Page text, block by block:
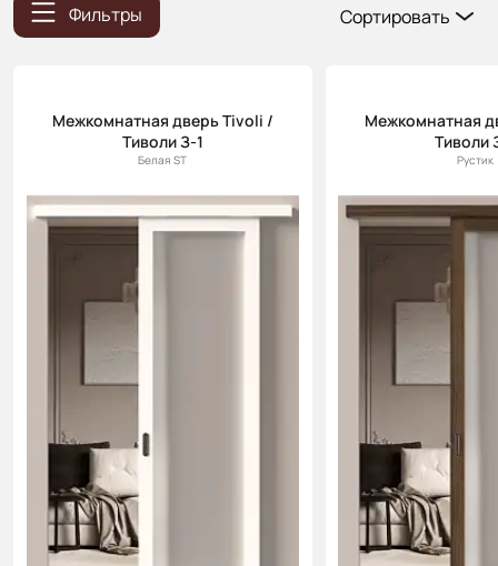
Фильтры
Сортировать
Цена (убыв.)
Cначала
скидки
Межкомнатная дверь Tivoli /
Тиволи З-1
Белая ST
Межкомнатная
Тиволи
Рустик